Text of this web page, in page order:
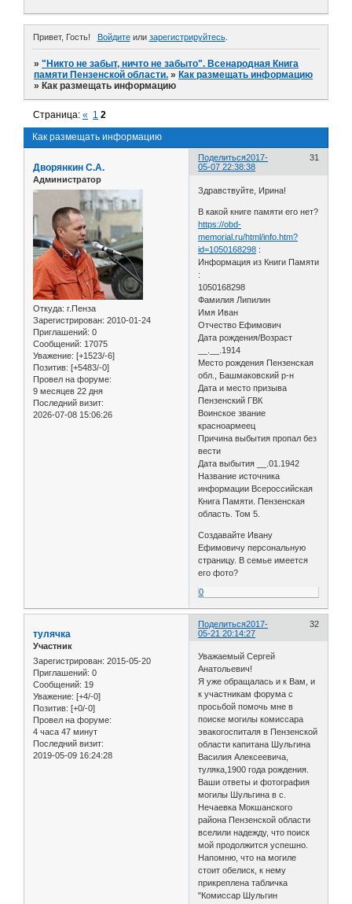
Привет, Гость! Войдитеили зарегистрируйтесь.
»"Никто не забыт, ничто не забыто". Всенародная Книга
памяти Пензенской области. » Как размещать информацию
» Как размещать информацию
Как размещать информацию
Страница:« 1 2
Поделиться 31
2017-
05-07 22:38:38
Дворянкин С.А.
Администратор
Откуда: г.Пенза
Зарегистрирован: 2010-01-24
Приглашений: 0
Сообщений: 17075
Уважение: [+1523/-6]
Позитив: [+5483/-0]
Провел на форуме:
9 месяцев 22 дня
Последний визит:
2026-07-08 15:06:26
Здравствуйте, Ирина!
В какой книге памяти его нет?
https://obd-
memorial.ru/html/info.htm?
id=1050168298 :
Информация из Книги Памяти
:
1050168298
Фамилия Липилин
Имя Иван
Отчество Ефимович
Дата рождения/Возраст
__.__.1914
Место рождения Пензенская
обл., Башмаковский р-н
Дата и место призыва
Пензенский ГВК
Воинское звание
красноармеец
Причина выбытия пропал без
вести
Дата выбытия __.01.1942
Название источника
информации Всероссийская
Книга Памяти. Пензенская
область. Том 5.
Создавайте Ивану
Ефимовичу персональную
страницу. В семье имеется
его фото?
0
Поделиться 32
2017-
05-21 20:14:27
тулячка
Участник
Зарегистрирован: 2015-05-20
Приглашений: 0
Сообщений: 19
Уважение: [+4/-0]
Позитив: [+0/-0]
Провел на форуме:
4 часа 47 минут
Последний визит:
2019-05-09 16:24:28
Уважаемый Сергей
Анатольевич!
Я уже обращалась и к Вам, и
к участникам форума с
просьбой помочь мне в
поиске могилы комиссара
эвакогоспиталя в Пензенской
области капитана Шульгина
Василия Алексеевича,
туляка,1900 года рождения.
Ваши ответы и фотография
могилы Шульгина в с.
Нечаевка Мокшанского
района Пензенской области
вселили надежду, что поиск
мой продолжится успешно.
Напомню, что на могиле
стоит обелиск, к нему
прикреплена табличка
"Комиссар Шульгин